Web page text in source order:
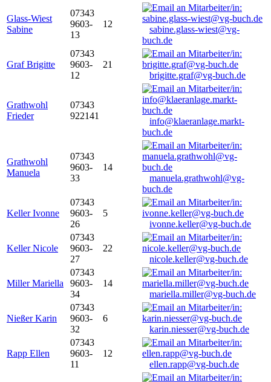
Glass-Wiest
Sabine
07343
9603-
13
12
sabine.glass-wiest@vg-
buch.de
Graf Brigitte
07343
9603-
12
21
brigitte.graf@vg-buch.de
Grathwohl
Frieder
07343
922141
info@klaeranlage.markt-
buch.de
Grathwohl
Manuela
07343
9603-
33
14
manuela.grathwohl@vg-
buch.de
Keller Ivonne
07343
9603-
26
5
ivonne.keller@vg-buch.de
Keller Nicole
07343
9603-
27
22
nicole.keller@vg-buch.de
Miller Mariella
07343
9603-
34
14
mariella.miller@vg-buch.de
Nießer Karin
07343
9603-
32
6
karin.niesser@vg-buch.de
Rapp Ellen
07343
9603-
11
12
ellen.rapp@vg-buch.de